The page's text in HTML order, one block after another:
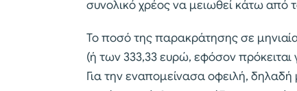
συνολικό χρέος να μειωθεί κάτω από
Το ποσό της παρακράτησης σε
(ή των 333,33 ευρώ, εφόσον
Για την εναπομείνασα οφειλή,